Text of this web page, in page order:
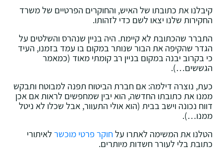
קיבלנו את כתובתו של האיש, והחוקרים הפרטיים של משרד
החקירות שלנו יצאו לשם כדי לזהותו.
התברר שהכתובת לא קיימת. היה בניין שנהרס והשלטים על
הגדר שהקיפה את הבור שנותר במקום בו עמד בזמנו, העיד
כי בקרוב יבנה במקום בניין רב קומתי מאוד (כמאמר
הגששים…).
כעת, נוצרה דילמה: אם חברת הביטוח תפנה למבוטח ותבקש
ממנו את כתובתו החדשה, הוא יבין שמחפשים לראות אם אכן
דווח נכונה וישב בבית (הוא אולי התעוור, אבל שכלו לא ניטל
ממנו…).
הטלנו את המשימה לאתרו עלחוקר פרטי מוכשר לאיתורי
כתובת בלי לעורר חשדות מיותרים.